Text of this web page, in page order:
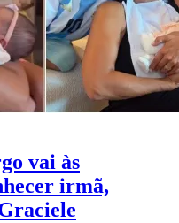
vai às
irmã,